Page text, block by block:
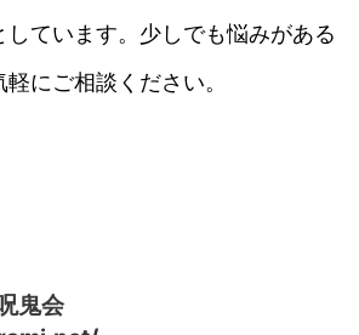
しています。少しでも悩みがある
にご相談ください。
鬼会